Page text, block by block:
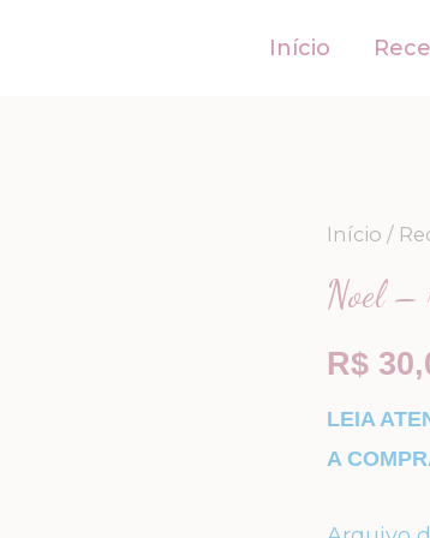
Início
Início /
Noel –
R$
LEIA
A
Noel
-
receita
de